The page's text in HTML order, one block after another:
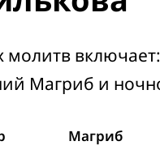
молитв
Магриб и
Магриб